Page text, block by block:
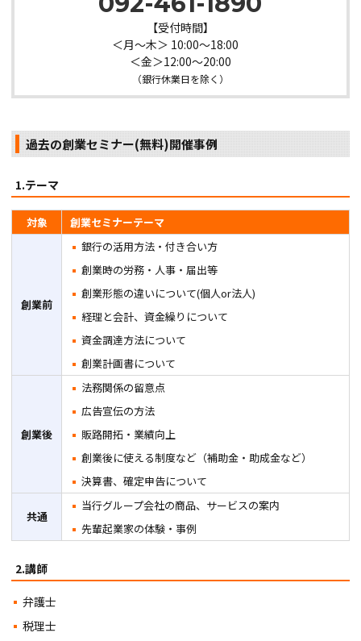
【受付時間】
＜月～木＞ 10:00～18:00
＜金＞12:00～20:00
（銀行休業日を除く）
過去の創業セミナー(無料)開催事例
1.テーマ
対象 創業セミナーテーマ
創業前
銀行の活用方法・付き合い方
創業時の労務・人事・届出等
創業形態の違いについて(個人or法人)
経理と会計、資金繰りについて
資金調達方法について
創業計画書について
創業後
法務関係の留意点
広告宣伝の方法
販路開拓・業績向上
創業後に使える制度など（補助金・助成金など）
決算書、確定申告について
共通
当行グループ会社の商品、サービスの案内
先輩起業家の体験・事例
2.講師
弁護士
税理士